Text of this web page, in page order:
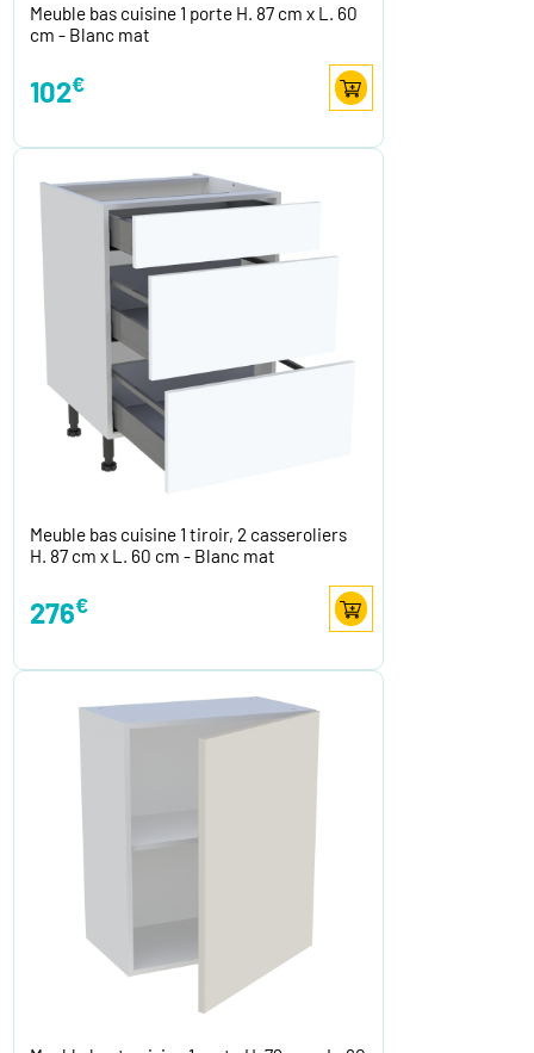
Meuble bas cuisine 1 porte H. 87 cm x L. 60
cm - Blanc mat
102€
Meuble bas cuisine 1 tiroir, 2 casseroliers
H. 87 cm x L. 60 cm - Blanc mat
276€